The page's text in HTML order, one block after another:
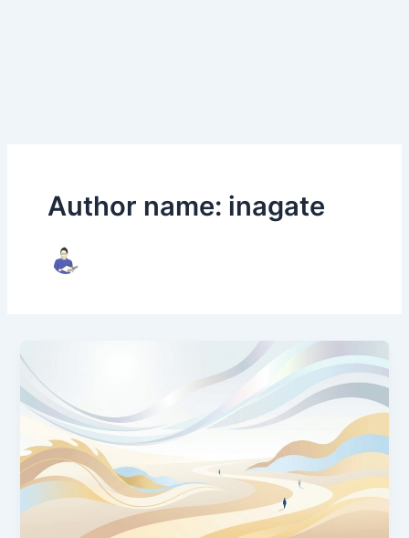
Author name: inagate